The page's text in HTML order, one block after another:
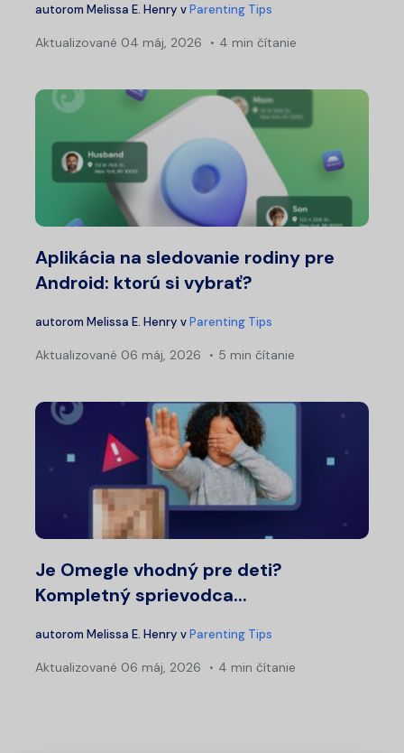
autorom Melissa E. Henry vParenting Tips
Aktualizované 04 máj, 2026 4 min čítanie
Aplikácia na sledovanie rodiny pre
Android: ktorú si vybrať?
autorom Melissa E. Henry vParenting Tips
Aktualizované 06 máj, 2026 5 min čítanie
Je Omegle vhodný pre deti?
Kompletný sprievodca...
autorom Melissa E. Henry vParenting Tips
Aktualizované 06 máj, 2026 4 min čítanie